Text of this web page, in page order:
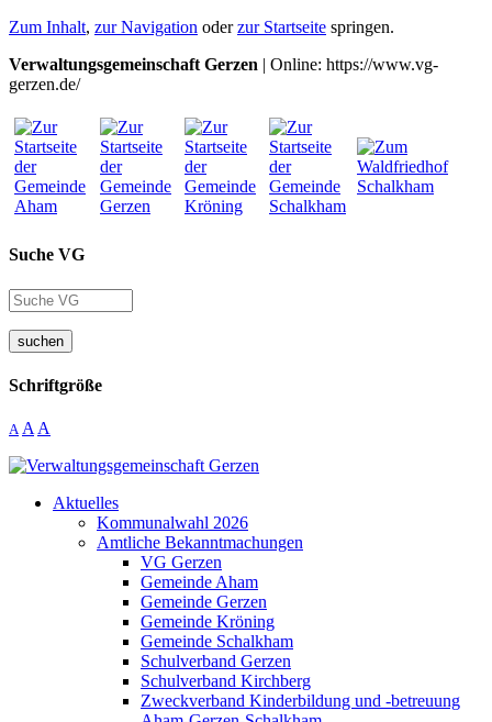
Zum Inhalt, zur Navigation oderzur Startseite springen.
Verwaltungsgemeinschaft Gerzen | Online: https://www.vg-
gerzen.de/
Suche VG
suchen
Schriftgröße
A A A
Aktuelles
Kommunalwahl 2026
Amtliche Bekanntmachungen
VG Gerzen
Gemeinde Aham
Gemeinde Gerzen
Gemeinde Kröning
Gemeinde Schalkham
Schulverband Gerzen
Schulverband Kirchberg
Zweckverband Kinderbildung und -betreuung